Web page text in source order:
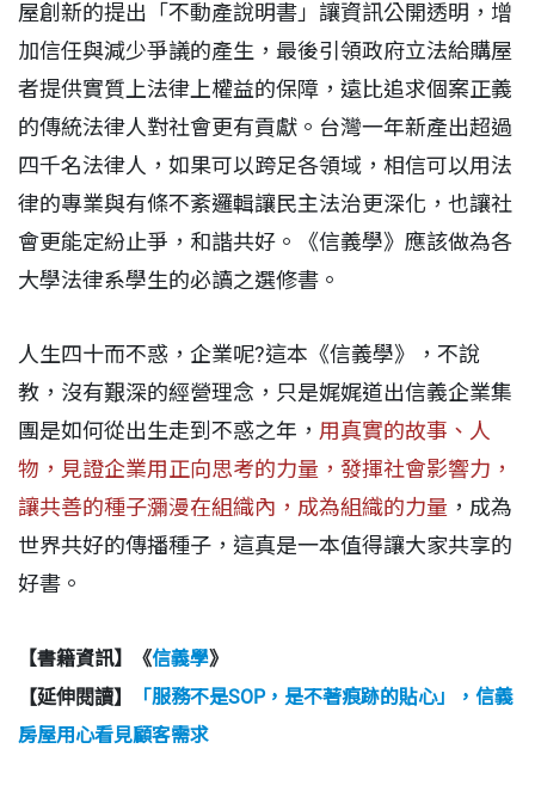
屋創新的提出「不動產說明書」讓資訊公開透明，增
加信任與減少爭議的產生，最後引領政府立法給購屋
者提供實質上法律上權益的保障，遠比追求個案正義
的傳統法律人對社會更有貢獻。台灣一年新產出超過
四千名法律人，如果可以跨足各領域，相信可以用法
律的專業與有條不紊邏輯讓民主法治更深化，也讓社
會更能定紛止爭，和諧共好。《信義學》應該做為各
大學法律系學生的必讀之選修書。
人生四十而不惑，企業呢?這本《信義學》，不說
教，沒有艱深的經營理念，只是娓娓道出信義企業集
團是如何從出生走到不惑之年， 用真實的故事、人
物，見證企業用正向思考的力量，發揮社會影響力，
讓共善的種子瀰漫在組織內，成為組織的力量 ，成為
世界共好的傳播種子，這真是一本值得讓大家共享的
好書。
【書籍資訊】《信義學》
【延伸閱讀】
「服務不是SOP，是不著痕跡的貼心」，信義
房屋用心看見顧客需求